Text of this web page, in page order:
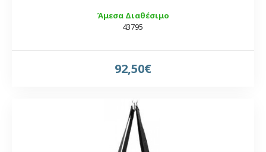
Άμεσα Διαθέσιμο
43795
92,50€